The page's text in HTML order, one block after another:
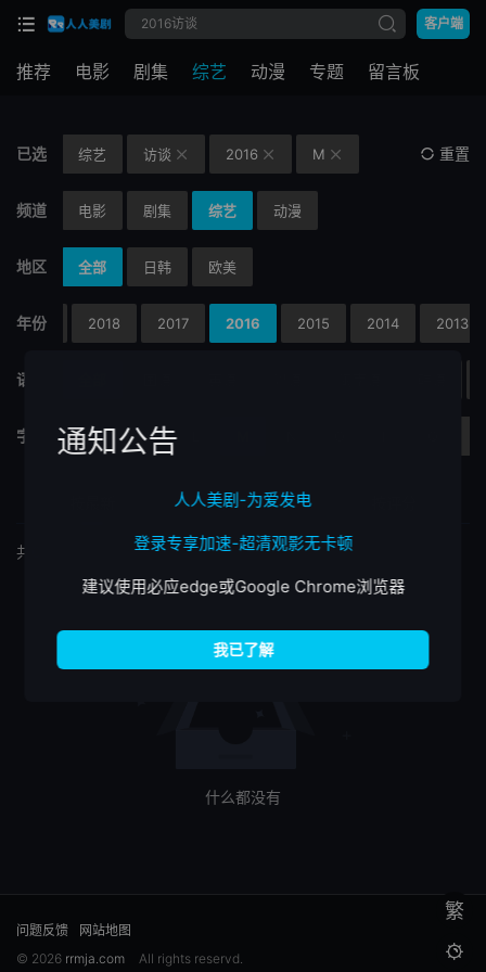
客户端
推荐 电影 剧集 综艺 动漫 专题 留言板
已选 综艺 访谈  2016  M  重置
频道 电影 剧集 综艺 动漫
地区 全部 日韩 欧美
年份
2019 2018 2017 2016 2015 2014 2013
语言
字母
H I J K
按最热
共
什么都没有
繁

问题反馈
网站地图
© 2026 rrmja.com All rights reservd.
通知公告
人人美剧-为爱发电
登录专享加速-超清观影无卡顿
建议使用必应edge或Google Chrome浏览器